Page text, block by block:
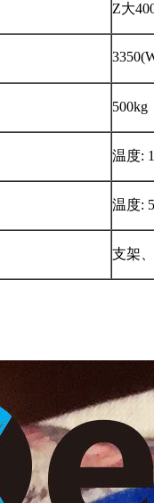
Z大
500kg
温度:
温度:
支架